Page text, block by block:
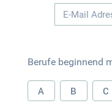
Berufe beginnend
A B C